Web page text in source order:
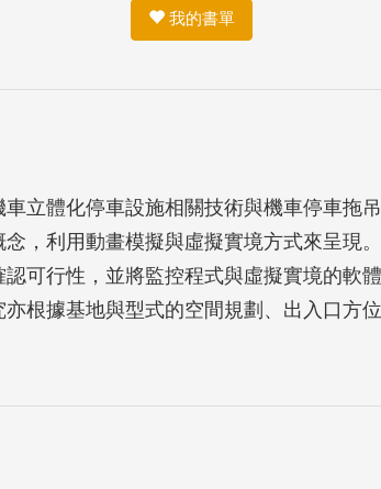
我的書單
立體化停車設施相關技術與機車停車拖
，利用動畫模擬與虛擬實境方式來呈現
可行性，並將監控程式與虛擬實境的軟
根據基地與型式的空間規劃、出入口方
場型式的評估流程，並分別製作垂直循環